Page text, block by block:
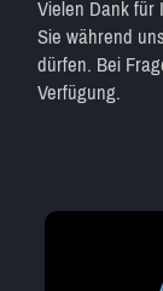
Vielen Dank
Sie während
dürfen. Bei
Verfügung.